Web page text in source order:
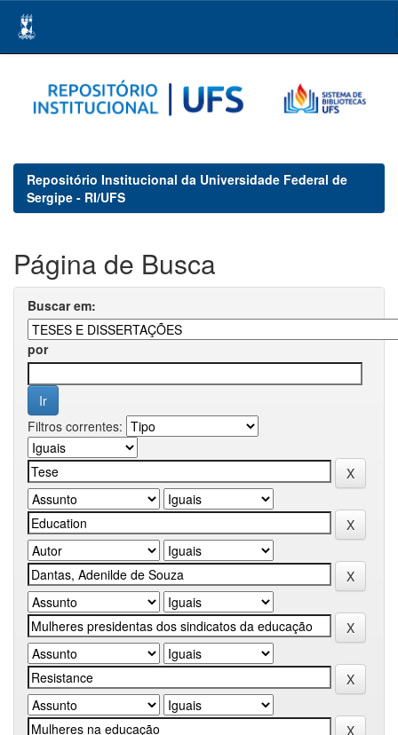
navigation
Repositório Institucional da Universidade Federal de
Sergipe - RI/UFS
Página de Busca
Buscar em:
por
Filtros correntes: